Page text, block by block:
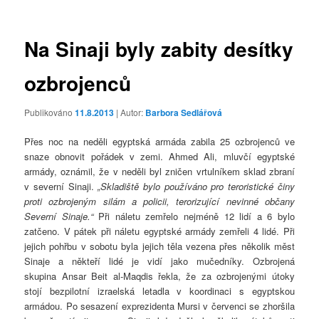
Na Sinaji byly zabity desítky
ozbrojenců
Publikováno11.8.2013 | Autor: Barbora Sedlářová
Přes noc na neděli egyptská armáda zabila 25 ozbrojenců ve
snaze obnovit pořádek v zemi. Ahmed Ali, mluvčí egyptské
armády, oznámil, že v neděli byl zničen vrtulníkem sklad zbraní
v severní Sinaji.„Skladiště bylo používáno pro teroristické činy
proti ozbrojeným silám a policii, terorizující nevinné občany
Severní Sinaje.“ Při náletu zemřelo nejméně 12 lidí a 6 bylo
zatčeno. V pátek při náletu egyptské armády zemřeli 4 lidé. Při
jejich pohřbu v sobotu byla jejich těla vezena přes několik měst
Sinaje a někteří lidé je vidí jako mučedníky. Ozbrojená
skupina Ansar Beit al-Maqdis řekla, že za ozbrojenými útoky
stojí bezpilotní izraelská letadla v koordinaci s egyptskou
armádou. Po sesazení exprezidenta Mursi v červenci se zhoršila